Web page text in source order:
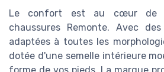
Le confort est au cœur de
chaussures Remonte. Avec des
adaptées à toutes les
dotée d'une semelle intérieure